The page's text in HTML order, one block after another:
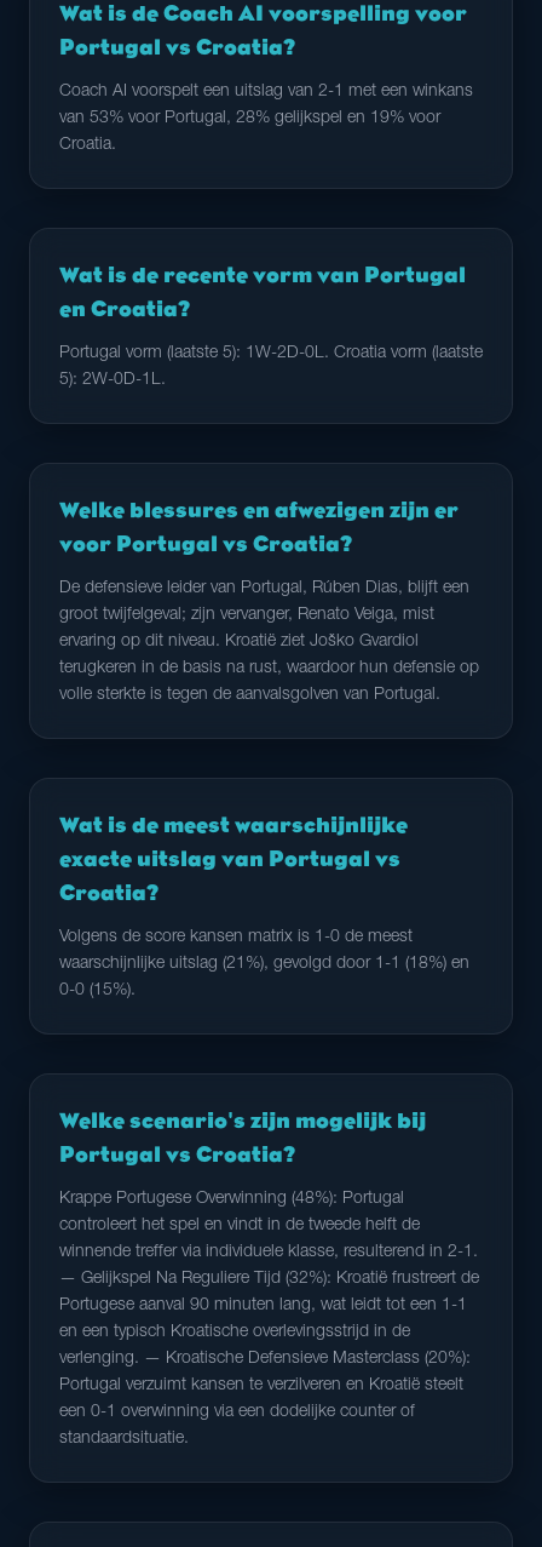
Wat is de Coach AI voorspelling voor
Portugal vs Croatia?
Coach AI voorspelt een uitslag van 2-1 met een winkans
van 53% voor Portugal, 28% gelijkspel en 19% voor
Croatia.
Wat is de recente vorm van Portugal
en Croatia?
Portugal vorm (laatste 5): 1W-2D-0L. Croatia vorm (laatste
5): 2W-0D-1L.
Welke blessures en afwezigen zijn er
voor Portugal vs Croatia?
De defensieve leider van Portugal, Rúben Dias, blijft een
groot twijfelgeval; zijn vervanger, Renato Veiga, mist
ervaring op dit niveau. Kroatië ziet Joško Gvardiol
terugkeren in de basis na rust, waardoor hun defensie op
volle sterkte is tegen de aanvalsgolven van Portugal.
Wat is de meest waarschijnlijke
exacte uitslag van Portugal vs
Croatia?
Volgens de score kansen matrix is 1-0 de meest
waarschijnlijke uitslag (21%), gevolgd door 1-1 (18%) en
0-0 (15%).
Welke scenario's zijn mogelijk bij
Portugal vs Croatia?
Krappe Portugese Overwinning (48%): Portugal
controleert het spel en vindt in de tweede helft de
winnende treffer via individuele klasse, resulterend in 2-1.
— Gelijkspel Na Reguliere Tijd (32%): Kroatië frustreert de
Portugese aanval 90 minuten lang, wat leidt tot een 1-1
en een typisch Kroatische overlevingsstrijd in de
verlenging. — Kroatische Defensieve Masterclass (20%):
Portugal verzuimt kansen te verzilveren en Kroatië steelt
een 0-1 overwinning via een dodelijke counter of
standaardsituatie.